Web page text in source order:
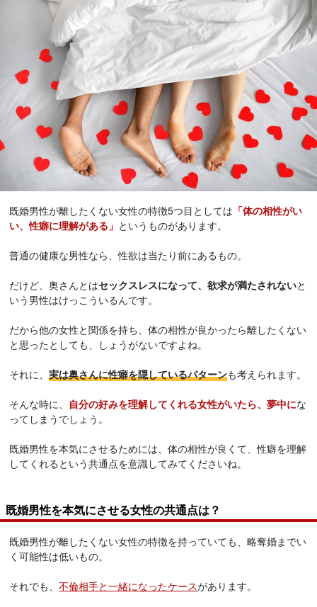
既婚男性が離したくない女性の特徴5つ目としては 「体の相性がい
い、性癖に理解がある」 というものがあります。
普通の健康な男性なら、性欲は当たり前にあるもの。
だけど、奥さんとはセックスレスになって、欲求が満たされないと
いう男性はけっこういるんです。
だから他の女性と関係を持ち、体の相性が良かったら離したくない
と思ったとしても、しょうがないですよね。
それに、実は奥さんに性癖を隠しているパターンも考えられます。
そんな時に、 自分の好みを理解してくれる女性がいたら、夢中にな
ってしまうでしょう。
既婚男性を本気にさせるためには、体の相性が良くて、性癖を理解
してくれるという共通点を意識してみてくださいね。
既婚男性を本気にさせる女性の共通点は？
既婚男性が離したくない女性の特徴を持っていても、略奪婚までい
く可能性は低いもの。
それでも、不倫相手と一緒になったケースがあります。